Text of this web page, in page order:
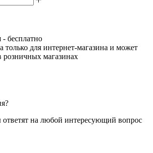
бесплатно
только для интернет-магазина и может
розничных магазинах
на любой интересующий вопрос